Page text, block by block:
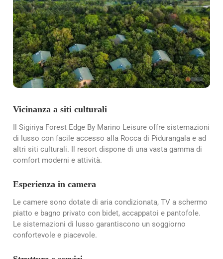
Vicinanza a siti culturali
Il Sigiriya Forest Edge By Marino Leisure offre sistemazioni
di lusso con facile accesso alla Rocca di Pidurangala e ad
altri siti culturali. Il resort dispone di una vasta gamma di
comfort moderni e attività.
Esperienza in camera
Le camere sono dotate di aria condizionata, TV a schermo
piatto e bagno privato con bidet, accappatoi e pantofole.
Le sistemazioni di lusso garantiscono un soggiorno
confortevole e piacevole.